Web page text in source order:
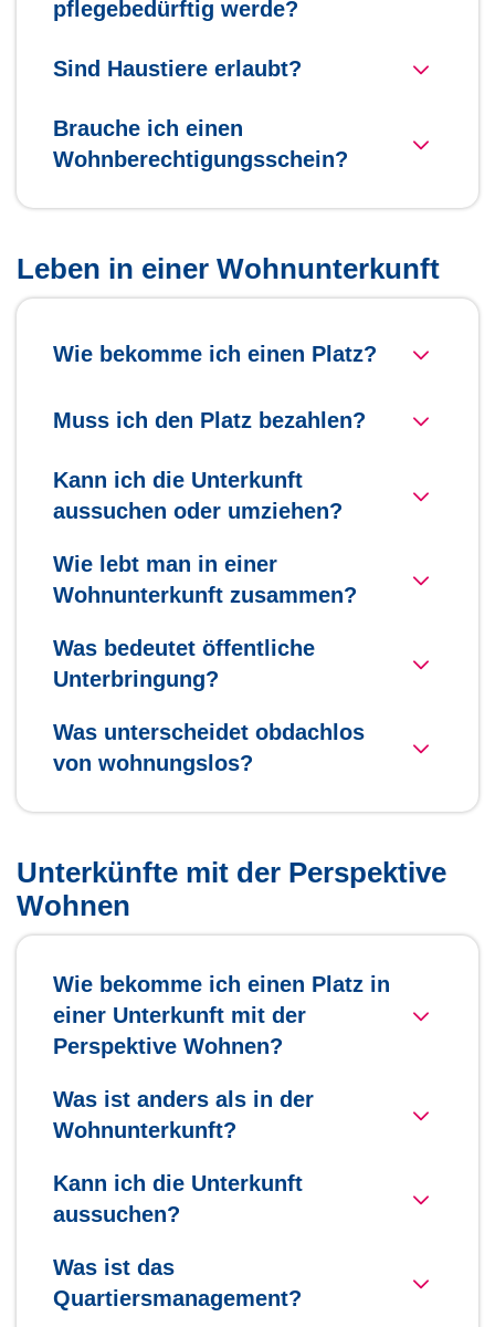
pflegebedürftig werde?
Sind Haustiere erlaubt?
Brauche ich einen
Wohnberechtigungsschein?
Leben in einer Wohnunterkunft
Wie bekomme ich einen Platz?
Muss ich den Platz bezahlen?
Kann ich die Unterkunft
aussuchen oder umziehen?
Wie lebt man in einer
Wohnunterkunft zusammen?
Was bedeutet öffentliche
Unterbringung?
Was unterscheidet obdachlos
von wohnungslos?
Unterkünfte mit der Perspektive
Wohnen
Wie bekomme ich einen Platz in
einer Unterkunft mit der
Perspektive Wohnen?
Was ist anders als in der
Wohnunterkunft?
Kann ich die Unterkunft
aussuchen?
Was ist das
Quartiersmanagement?